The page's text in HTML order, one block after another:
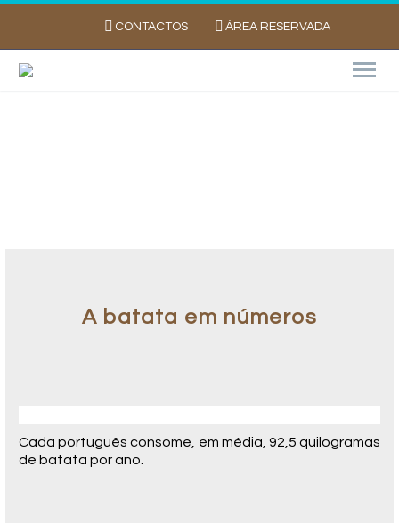
CONTACTOS ÁREA RESERVADA
A batata em números
Cada português consome, em média, 92,5 quilogramas
de batata por ano.